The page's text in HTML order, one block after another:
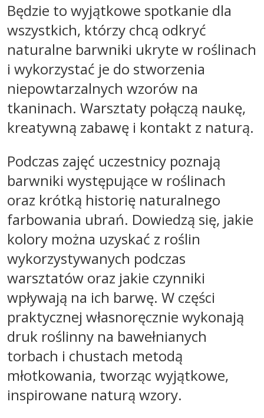
Będzie to wyjątkowe spotkanie dla
wszystkich, którzy chcą odkryć
naturalne barwniki ukryte w roślinach
i wykorzystać je do stworzenia
niepowtarzalnych wzorów na
tkaninach. Warsztaty połączą naukę,
kreatywną zabawę i kontakt z naturą.
Podczas zajęć uczestnicy poznają
barwniki występujące w roślinach
oraz krótką historię naturalnego
farbowania ubrań. Dowiedzą się, jakie
kolory można uzyskać z roślin
wykorzystywanych podczas
warsztatów oraz jakie czynniki
wpływają na ich barwę. W części
praktycznej własnoręcznie wykonają
druk roślinny na bawełnianych
torbach i chustach metodą
młotkowania, tworząc wyjątkowe,
inspirowane naturą wzory.